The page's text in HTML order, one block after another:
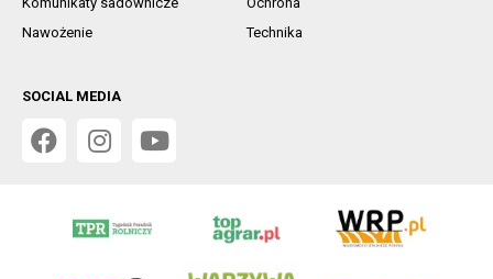
Nawożenie
Technika
SOCIAL MEDIA